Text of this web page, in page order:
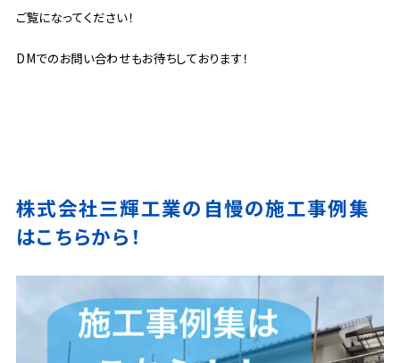
ご覧になってください！
DMでのお問い合わせもお待ちしております！
株式会社三輝工業の自慢の施工事例集
はこちらから！